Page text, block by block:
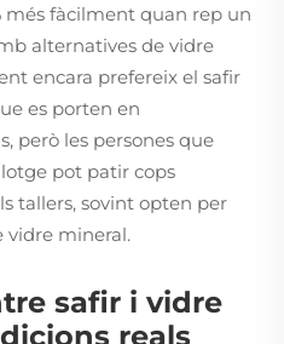
fàcilment quan rep un
alternatives de vidre
encara prefereix el safir
es porten en
però les persones que
pot patir cops
tallers, sovint opten per
vidre mineral.
safir i vidre
reals